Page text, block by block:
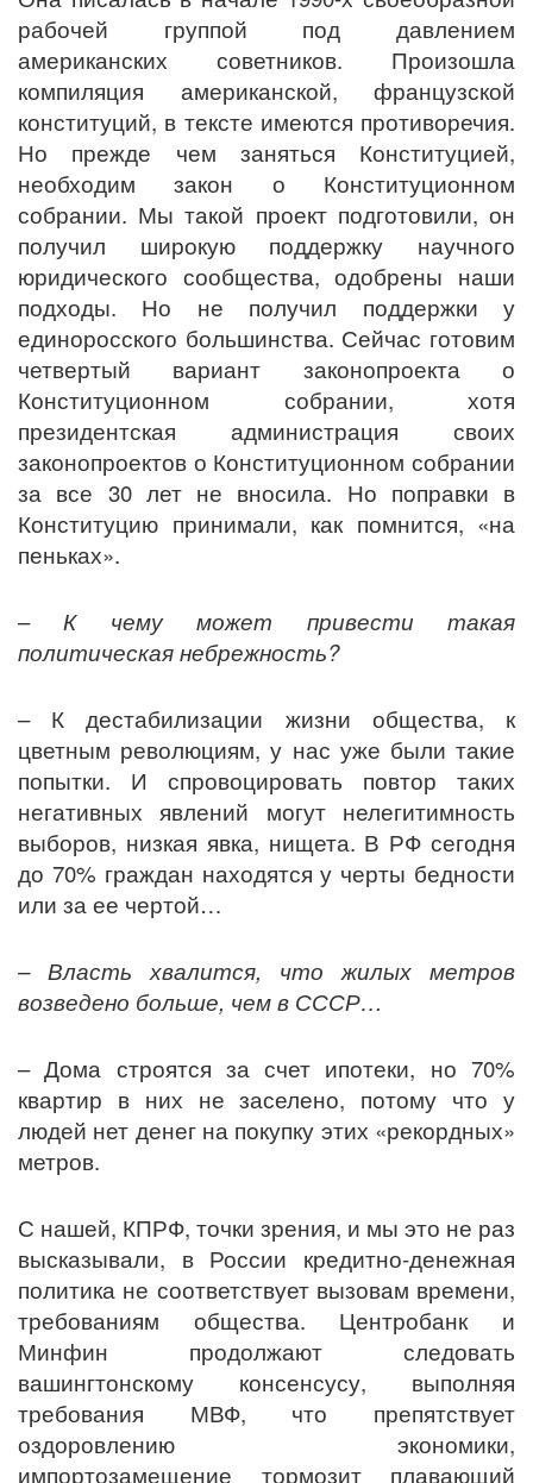
рабочей группой под давлением
американских советников. Произошла
компиляция американской, французской
конституций, в тексте имеются противоречия.
Но прежде чем заняться Конституцией,
необходим закон о Конституционном
собрании. Мы такой проект подготовили, он
получил широкую поддержку научного
юридического сообщества, одобрены наши
подходы. Но не получил поддержки у
единоросского большинства. Сейчас готовим
четвертый вариант законопроекта о
Конституционном собрании, хотя
президентская администрация своих
законопроектов о Конституционном собрании
за все 30 лет не вносила. Но поправки в
Конституцию принимали, как помнится, «на
пеньках».
–К чему может привести такая
политическая небрежность?
– К дестабилизации жизни общества, к
цветным революциям, у нас уже были такие
попытки. И спровоцировать повтор таких
негативных явлений могут нелегитимность
выборов, низкая явка, нищета. В РФ сегодня
до 70% граждан находятся у черты бедности
или за ее чертой…
– Власть хвалится, что жилых метров
возведено больше, чем в СССР…
– Дома строятся за счет ипотеки, но 70%
квартир в них не заселено, потому что у
людей нет денег на покупку этих «рекордных»
метров.
С нашей, КПРФ, точки зрения, и мы это не раз
высказывали, в России кредитно-денежная
политика не соответствует вызовам времени,
требованиям общества. Центробанк и
Минфин продолжают следовать
вашингтонскому консенсусу, выполняя
требования МВФ, что препятствует
оздоровлению экономики,
импортозамещение тормозит плавающий